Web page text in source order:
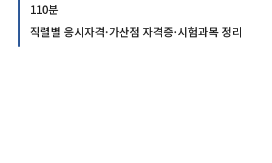
110분
직렬별 응시자격·가산점 자격증·시험과목 정리